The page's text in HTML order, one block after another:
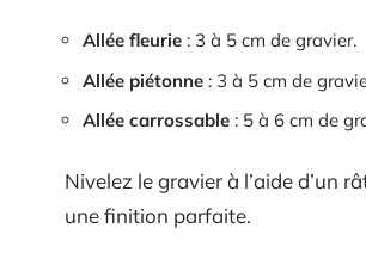
Allée fleurie : 3 à 5 cm de gravier.
Allée piétonne : 3 à 5 cm de
Allée carrossable : 5 à 6 cm de
Nivelez le gravier à l’aide d’un
une finition parfaite.